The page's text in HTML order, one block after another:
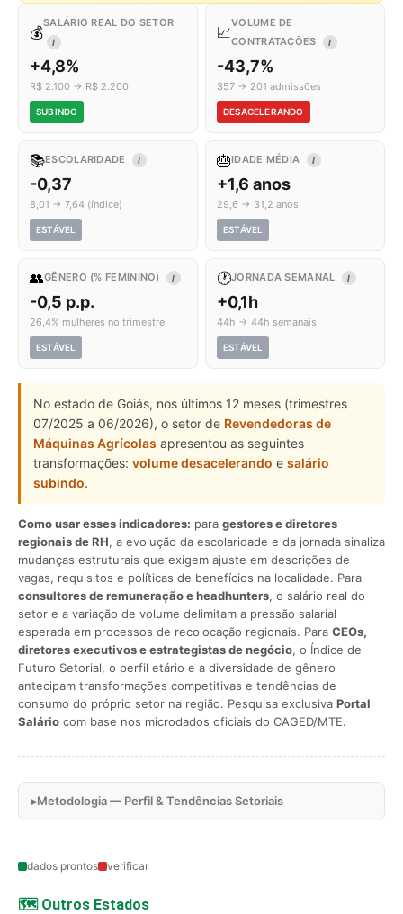
💰
SALÁRIO REAL DO SETOR
I
+4,8%
R$ 2.100 → R$ 2.200
SUBINDO
📈
VOLUME DE
CONTRATAÇÕES
I
-43,7%
357 → 201 admissões
DESACELERANDO
📚ESCOLARIDADE I
-0,37
8,01 → 7,64 (índice)
ESTÁVEL
🎂IDADE MÉDIA I
+1,6 anos
29,6 → 31,2 anos
ESTÁVEL
👥GÊNERO (% FEMININO) I
-0,5 p.p.
26,4% mulheres no trimestre
ESTÁVEL
🕐JORNADA SEMANAL I
+0,1h
44h → 44h semanais
ESTÁVEL
No estado de Goiás, nos últimos 12 meses (trimestres
07/2025 a 06/2026), o setor de Revendedoras de
Máquinas Agrícolas apresentou as seguintes
transformações: volume desacelerando e salário
subindo.
Como usar esses indicadores: para gestores e diretores
regionais de RH, a evolução da escolaridade e da jornada sinaliza
mudanças estruturais que exigem ajuste em descrições de
vagas, requisitos e políticas de benefícios na localidade. Para
consultores de remuneração e headhunters, o salário real do
setor e a variação de volume delimitam a pressão salarial
esperada em processos de recolocação regionais. Para CEOs,
diretores executivos e estrategistas de negócio, o Índice de
Futuro Setorial, o perfil etário e a diversidade de gênero
antecipam transformações competitivas e tendências de
consumo do próprio setor na região. Pesquisa exclusiva Portal
Salário com base nos microdados oficiais do CAGED/MTE.
Metodologia — Perfil & Tendências Setoriais
dados prontos verificar
🗺️ Outros Estados